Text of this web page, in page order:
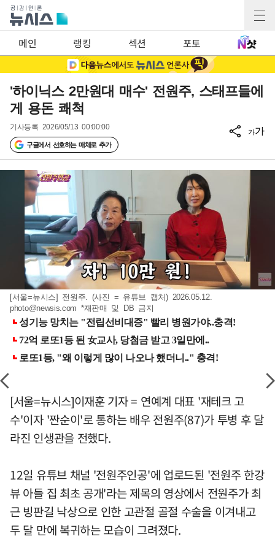
메인 랭킹 섹션 포토
'하이닉스 2만원대 매수' 전원주, 스태프들에
게 용돈 쾌척
기사등록 2026/05/13 00:00:00
구글에서 선호하는 매체로 추가
가가
[서울=뉴시스] 전원주. (사진 = 유튜브 캡처) 2026.05.12.
photo@newsis.com *재판매 및 DB 금지
[서울=뉴시스]이재훈 기자 = 연예계 대표 '재테크 고
수'이자 '짠순이'로 통하는 배우 전원주(87)가 투병 후 달
라진 인생관을 전했다.
12일 유튜브 채널 '전원주인공'에 업로드된 '전원주 한강
뷰 아들 집 최초 공개'라는 제목의 영상에서 전원주가 최
근 빙판길 낙상으로 인한 고관절 골절 수술을 이겨내고
두 달 만에 복귀하는 모습이 그려졌다.